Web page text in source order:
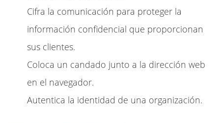
Cifra la comunicación para proteger la
información confidencial que proporcionan
sus clientes.
Coloca un candado junto a la dirección web
en el navegador.
Autentica la identidad de una organización.